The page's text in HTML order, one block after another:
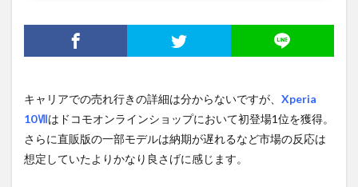
キャリアでの売れ行きの詳細は分からないですが、 Xperia
10Ⅶはドコモオンラインショップにおいて初登場1位を獲得。
さらに直販版の一部モデルは納期が遅れるなど市場の反応は
想定していたよりかなり良さげに感じます。